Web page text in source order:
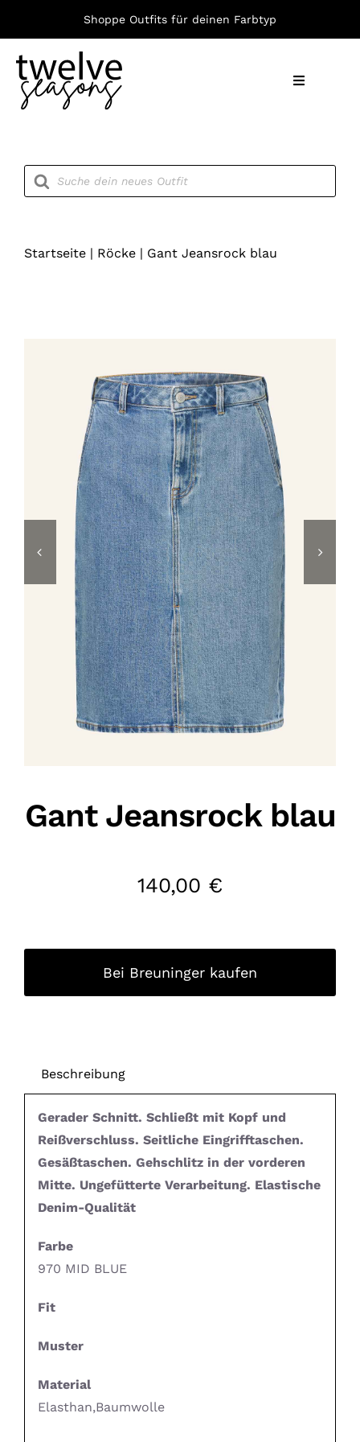
springen
Shoppe Outfits für deinen Farbtyp
Toggle
Products
search
Startseite| Röcke| Gant Jeansrock blau
Gant Jeansrock blau
140,00 €
Bei Breuninger kaufen
Beschreibung
Gerader Schnitt. Schließt mit Kopf und
Reißverschluss. Seitliche Eingrifftaschen.
Gesäßtaschen. Gehschlitz in der vorderen
Mitte. Ungefütterte Verarbeitung. Elastische
Denim-Qualität
Farbe
970 MID BLUE
Fit
Muster
Material
Elasthan,Baumwolle